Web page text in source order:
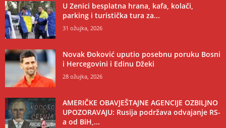
U Zenici besplatna hrana, kafa, kolači,
parking i turistička tura za...
31 ožujka, 2026
Novak Đoković uputio posebnu poruku Bosni
i Hercegovini i Edinu Džeki
28 ožujka, 2026
AMERIČKE OBAVJEŠTAJNE AGENCIJE OZBILJNO
UPOZORAVAJU: Rusija podržava odvajanje RS-
a od BiH,...